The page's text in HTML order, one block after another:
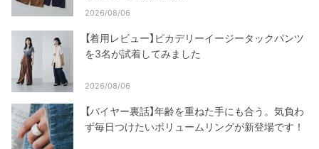
2026/08/06
【着用レビュー】ピカデリーイージータックパンツ
を3名が試着してみました
2026/08/06
【バイヤー裏話】年齢を重ねた手にも合う。気負わ
ず毎日つけたいボリュームリングが新登場です！